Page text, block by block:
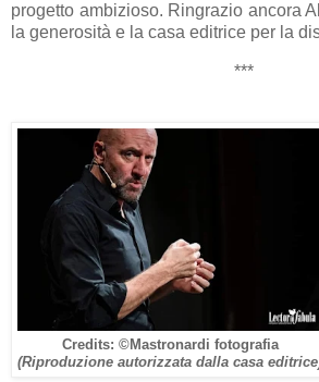
progetto ambizioso. Ringrazio ancora
la generosità e la casa editrice per la
***
Credits: ©Mastronardi fotografia
(Riproduzione autorizzata dalla casa